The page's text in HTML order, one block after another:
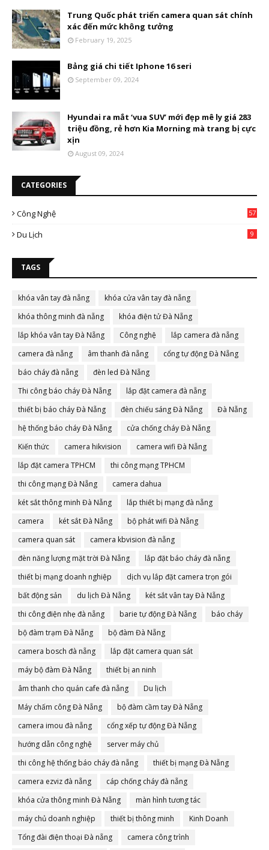
Trung Quốc phát triển camera quan sát chính
xác đến mức không tưởng
February 19, 2025
Bảng giá chi tiết Iphone 16 seri
September 09, 2024
Hyundai ra mắt ‘vua SUV’ mới đẹp mê ly giá 283
triệu đồng, rẻ hơn Kia Morning mà trang bị cực
xịn
August 09, 2024
CATEGORIES
Công Nghệ 57
Du Lịch 9
TAGS
khóa vân tay đà nẵng
khóa cửa vân tay đà nẵng
khóa thông minh đà nẵng
khóa điện tử Đà Nẵng
lắp khóa vân tay Đà Nẵng
Công nghệ
lắp camera đà nẵng
camera đà nẵng
âm thanh đà nẵng
cổng tự động Đà Nẵng
báo cháy đà nẵng
đèn led Đà Nẵng
Thi công báo cháy Đà Nẵng
lắp đặt camera đà nẵng
thiết bị báo cháy Đà Nẵng
đèn chiếu sáng Đà Nẵng
Đà Nẵng
hệ thống báo cháy Đà Nẵng
cửa chống cháy Đà Nẵng
Kiến thức
camera hikvision
camera wifi Đà Nẵng
lắp đặt camera TPHCM
thi công mạng TPHCM
thi công mạng Đà Nẵng
camera dahua
két sắt thông minh Đà Nẵng
lắp thiết bị mạng đà nẵng
camera
két sắt Đà Nẵng
bộ phát wifi Đà Nẵng
camera quan sát
camera kbvision đà nẵng
đèn năng lượng mặt trời Đà Nẵng
lắp đặt báo cháy đà nẵng
thiết bị mạng doanh nghiệp
dịch vụ lắp đặt camera trọn gói
bất động sản
du lịch Đà Nẵng
két sắt vân tay Đà Nẵng
thi công điện nhẹ đà nẵng
barie tự động Đà Nẵng
báo cháy
bộ đàm trạm Đà Nẵng
bộ đàm Đà Nẵng
camera bosch đà nẵng
lắp đặt camera quan sát
máy bộ đàm Đà Nẵng
thiết bị an ninh
âm thanh cho quán cafe đà nẵng
Du lịch
Máy chấm công Đà Nẵng
bộ đàm cầm tay Đà Nẵng
camera imou đà nẵng
cổng xếp tự động Đà Nẵng
hướng dẫn công nghệ
server máy chủ
thi công hệ thống báo cháy đà nẵng
thiết bị mạng Đà Nẵng
camera ezviz đà nẵng
cáp chống cháy đà nẵng
khóa cửa thông minh Đà Nẵng
màn hình tương tác
máy chủ doanh nghiệp
thiết bị thông minh
Kinh Doanh
Tổng đài điện thoại Đà nẵng
camera công trình